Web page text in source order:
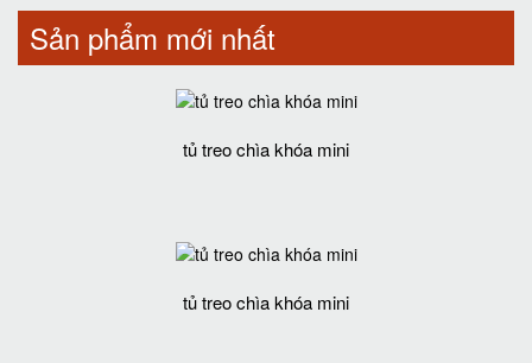
Sản phẩm mới nhất
tủ treo chìa khóa mini
tủ treo chìa khóa mini